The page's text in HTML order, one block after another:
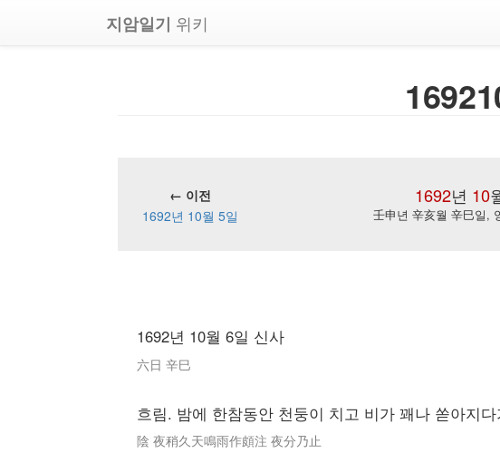
지암일기 위키
1692년 10
← 이전
1692년 10월 5일
壬申년 辛亥월 辛巳일,
1692년 10월 6일 신사
六日 辛巳
흐림. 밤에 한참동안 천둥이 치고 비가 꽤나 쏟아지
陰 夜稍久天鳴雨作頗注 夜分乃止